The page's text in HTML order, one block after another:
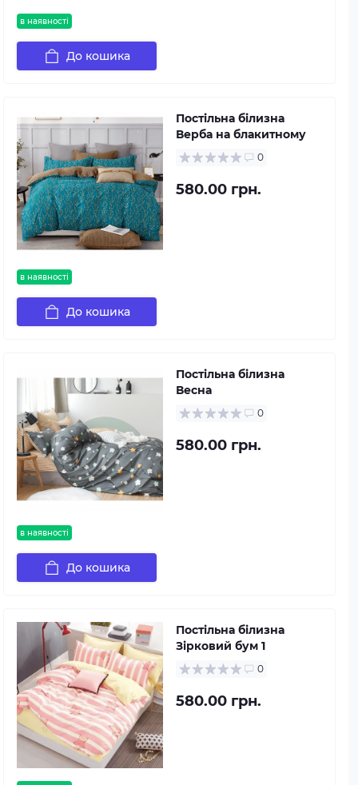
в наявності
До кошика
в наявності
Постільна білизна
Верба на блакитному
0
580.00 грн.
До кошика
в наявності
Постільна білизна
Весна
0
580.00 грн.
До кошика
Постільна білизна
Зірковий бум 1
0
580.00 грн.